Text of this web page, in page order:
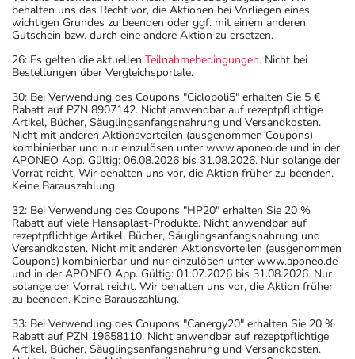
behalten uns das Recht vor, die Aktionen bei Vorliegen eines
wichtigen Grundes zu beenden oder ggf. mit einem anderen
Gutschein bzw. durch eine andere Aktion zu ersetzen.
26: Es gelten die aktuellen Teilnahmebedingungen. Nicht bei
Bestellungen über Vergleichsportale.
30: Bei Verwendung des Coupons "Ciclopoli5" erhalten Sie 5 €
Rabatt auf PZN 8907142. Nicht anwendbar auf rezeptpflichtige
Artikel, Bücher, Säuglingsanfangsnahrung und Versandkosten.
Nicht mit anderen Aktionsvorteilen (ausgenommen Coupons)
kombinierbar und nur einzulösen unter www.aponeo.de und in der
APONEO App. Gültig: 06.08.2026 bis 31.08.2026. Nur solange der
Vorrat reicht. Wir behalten uns vor, die Aktion früher zu beenden.
Keine Barauszahlung.
32: Bei Verwendung des Coupons "HP20" erhalten Sie 20 %
Rabatt auf viele Hansaplast-Produkte. Nicht anwendbar auf
rezeptpflichtige Artikel, Bücher, Säuglingsanfangsnahrung und
Versandkosten. Nicht mit anderen Aktionsvorteilen (ausgenommen
Coupons) kombinierbar und nur einzulösen unter www.aponeo.de
und in der APONEO App. Gültig: 01.07.2026 bis 31.08.2026. Nur
solange der Vorrat reicht. Wir behalten uns vor, die Aktion früher
zu beenden. Keine Barauszahlung.
33: Bei Verwendung des Coupons "Canergy20" erhalten Sie 20 %
Rabatt auf PZN 19658110. Nicht anwendbar auf rezeptpflichtige
Artikel, Bücher, Säuglingsanfangsnahrung und Versandkosten.